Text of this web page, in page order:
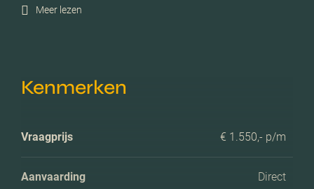
Meer lezen
Kenmerken
Vraagprijs € 1.550,- p/m
Aanvaarding Direct